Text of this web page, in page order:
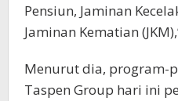
Pensiun, Jaminan
Jaminan Kematian
Menurut dia, program-
Taspen Group hari ini